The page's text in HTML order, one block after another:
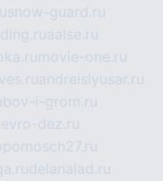
snow-guard.ru
aalse.ru
movie-one.ru
andreislyusar.ru
i-grom.ru
evro-dez.ru
delanalad.ru